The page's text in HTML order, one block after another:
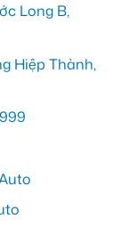
Long B,
Hiệp Thành,